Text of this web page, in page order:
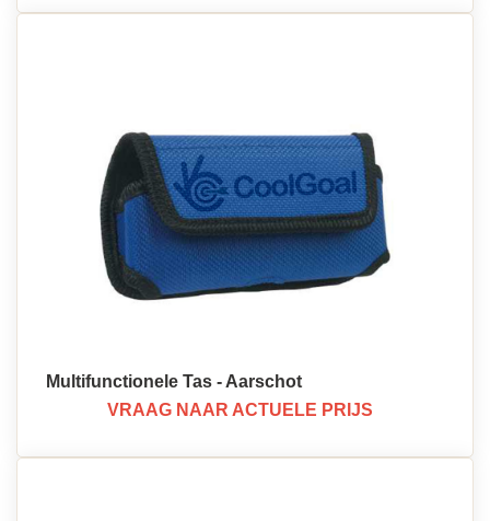
Multifunctionele Tas - Aarschot
VRAAG NAAR ACTUELE PRIJS